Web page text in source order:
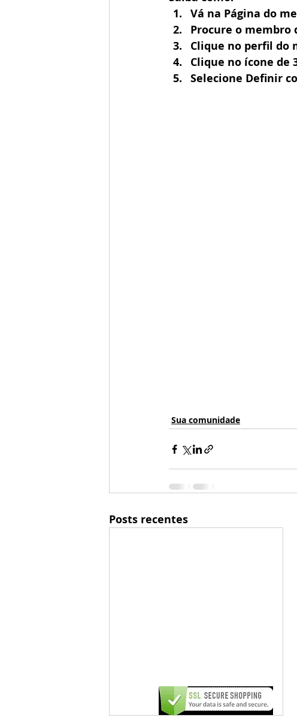
Vá na Página do
Procure o membro
Clique no perfil do
Clique no ícone de
Selecione Definir
Sua comunidade
Posts recentes